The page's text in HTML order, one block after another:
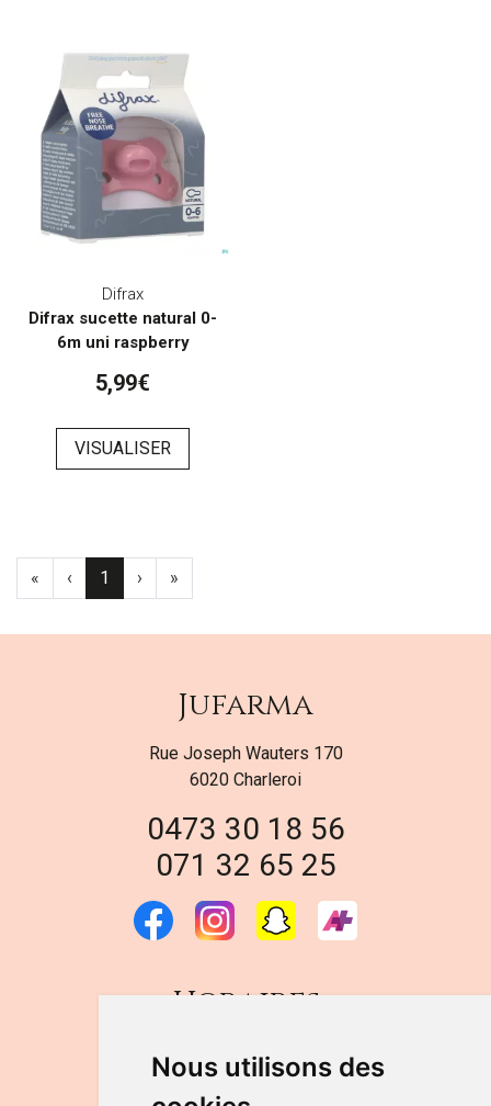
Nous utilisons des
Difrax
Difrax sucette natural 0-
6m uni raspberry
5,99€
VISUALISER
« ‹ 1 › »
Jufarma
Rue Joseph Wauters 170
6020 Charleroi
0473 30 18 56
071 32 65 25
Horaires
DU LUNDI AU VENDREDI
de 9h à 12h30 et de 14h à 18h